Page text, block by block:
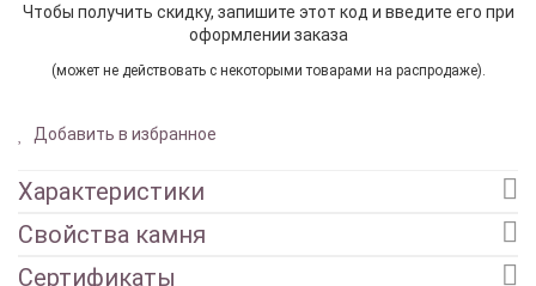
Чтобы получить скидку, запишите этот код и введите его при
оформлении заказа
(может не действовать с некоторыми товарами на распродаже).
Добавить в избранное
Характеристики
Свойства камня
Сертификаты